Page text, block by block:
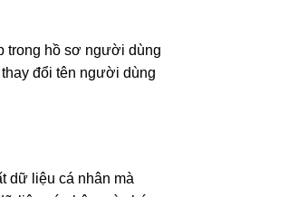
trong hồ sơ người dùng
đổi tên người dùng
dữ liệu cá nhân mà